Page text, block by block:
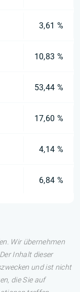
3,61 %
10,83 %
53,44 %
17,60 %
4,14 %
6,84 %
Wir übernehmen
Inhalt dieser
und ist nicht
die Sie auf